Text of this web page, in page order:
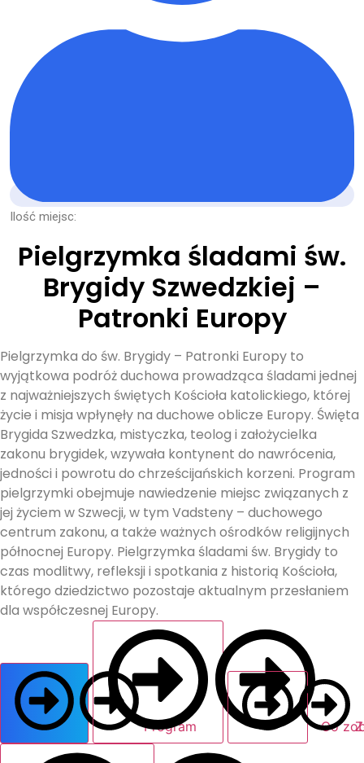
Ilość miejsc:
Pielgrzymka śladami św.
Brygidy Szwedzkiej –
Patronki Europy
Pielgrzymka do św. Brygidy – Patronki Europy to
wyjątkowa podróż duchowa prowadząca śladami jednej
z najważniejszych świętych Kościoła katolickiego, której
życie i misja wpłynęły na duchowe oblicze Europy. Święta
Brygida Szwedzka, mistyczka, teolog i założycielka
zakonu brygidek, wzywała kontynent do nawrócenia,
jedności i powrotu do chrześcijańskich korzeni. Program
pielgrzymki obejmuje nawiedzenie miejsc związanych z
jej życiem w Szwecji, w tym Vadsteny – duchowego
centrum zakonu, a także ważnych ośrodków religijnych
północnej Europy. Pielgrzymka śladami św. Brygidy to
czas modlitwy, refleksji i spotkania z historią Kościoła,
którego dziedzictwo pozostaje aktualnym przesłaniem
dla współczesnej Europy.
Program Co